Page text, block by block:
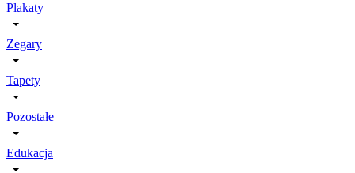
Plakaty
Zegary
Tapety
Pozostałe
Edukacja